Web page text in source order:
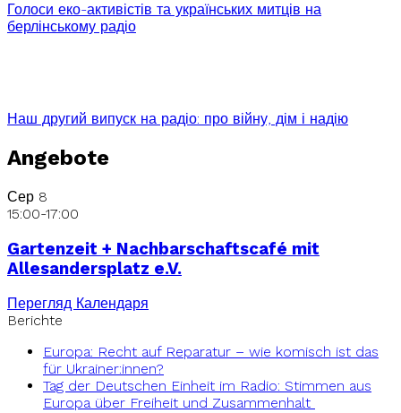
Голоси еко-активістів та українських митців на
берлінському радіо
Наш другий випуск на радіо: про війну, дім і надію
Angebote
Сер 8
15:00-17:00
Gartenzeit + Nachbarschaftscafé mit
Allesandersplatz e.V.
Перегляд Календаря
Berichte
Europa: Recht auf Reparatur – wie komisch ist das
für Ukrainer:innen?
Tag der Deutschen Einheit im Radio: Stimmen aus
Europa über Freiheit und Zusammenhalt